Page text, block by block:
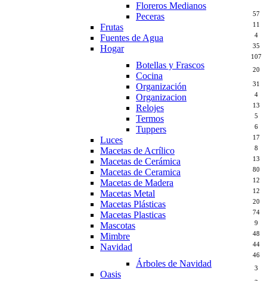
Floreros Medianos
57
Peceras
11
Frutas
4
Fuentes de Agua
35
Hogar
107
Botellas y Frascos 20
Cocina
31
Organización
4
Organizacion
13
Relojes
5
Termos
6
Tuppers
17
Luces
8
Macetas de Acrílico
13
Macetas de Cerámica
80
Macetas de Ceramica
12
Macetas de Madera
12
Macetas Metal
20
Macetas Plásticas
74
Macetas Plasticas
9
Mascotas
48
Mimbre
44
Navidad
46
Árboles de Navidad 3
Oasis